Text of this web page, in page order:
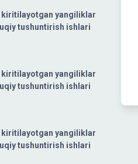
kiritilayotgan yangiliklar
tushuntirish ishlari
kiritilayotgan yangiliklar
tushuntirish ishlari
kiritilayotgan yangiliklar
tushuntirish ishlari